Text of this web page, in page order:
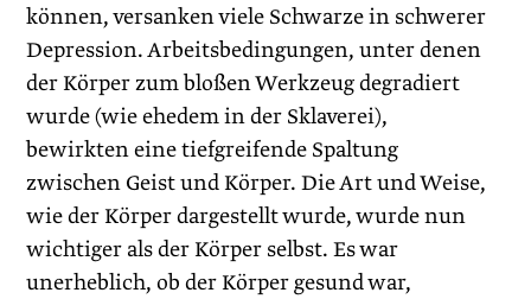
können, versanken viele Schwarze in schwerer
Depression. Arbeitsbedingungen, unter denen
der Körper zum bloßen Werkzeug degradiert
wurde (wie ehedem in der Sklaverei),
bewirkten eine tiefgreifende Spaltung
zwischen Geist und Körper. Die Art und Weise,
wie der Körper dargestellt wurde, wurde nun
wichtiger als der Körper selbst. Es war
unerheblich, ob der Körper gesund war,